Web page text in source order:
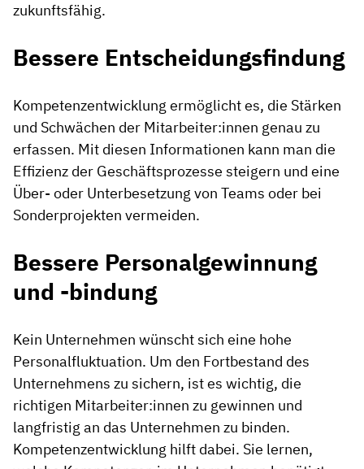
zukunftsfähig.
Bessere Entscheidungsfindung
Kompetenzentwicklung ermöglicht es, die Stärken
und Schwächen der Mitarbeiter:innen genau zu
erfassen. Mit diesen Informationen kann man die
Effizienz der Geschäftsprozesse steigern und eine
Über- oder Unterbesetzung von Teams oder bei
Sonderprojekten vermeiden.
Bessere Personalgewinnung
und -bindung
Kein Unternehmen wünscht sich eine hohe
Personalfluktuation. Um den Fortbestand des
Unternehmens zu sichern, ist es wichtig, die
richtigen Mitarbeiter:innen zu gewinnen und
langfristig an das Unternehmen zu binden.
Kompetenzentwicklung hilft dabei. Sie lernen,